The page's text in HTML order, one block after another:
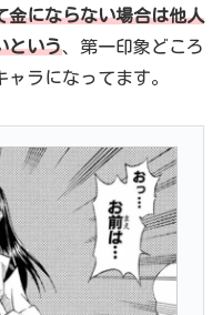
金にならない場合は他人
という、第一印象どころ
ラになってます。